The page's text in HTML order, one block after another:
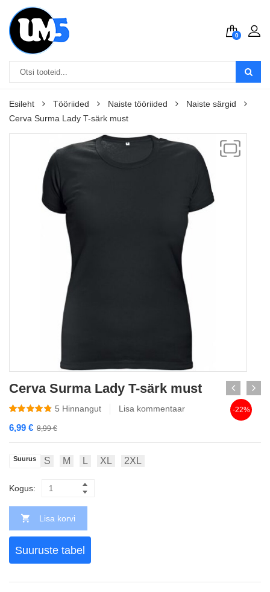
0
Esileht Tööriided Naiste tööriided
Naiste särgid
Cerva Surma Lady T-särk must
Cerva Surma Lady T-särk must
5 Hinnangut Lisa kommentaar
8,99€
6,99 €
-22%
Suurus S M L XL 2XL
Kogus:
Lisa korvi
Suuruste tabel